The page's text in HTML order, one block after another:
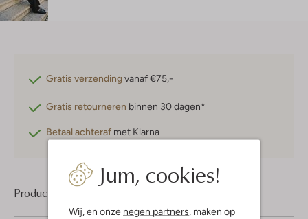
Jum, cookies!
Wij, en onze negen partners, maken op
Gratis verzendingvanaf €75,-
Gratis retourneren binnen 30 dagen*
Betaal achteraf met Klarna
Product informatie